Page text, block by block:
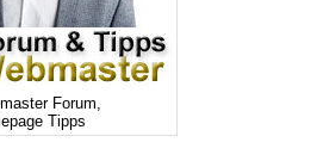
Forum,
Tipps